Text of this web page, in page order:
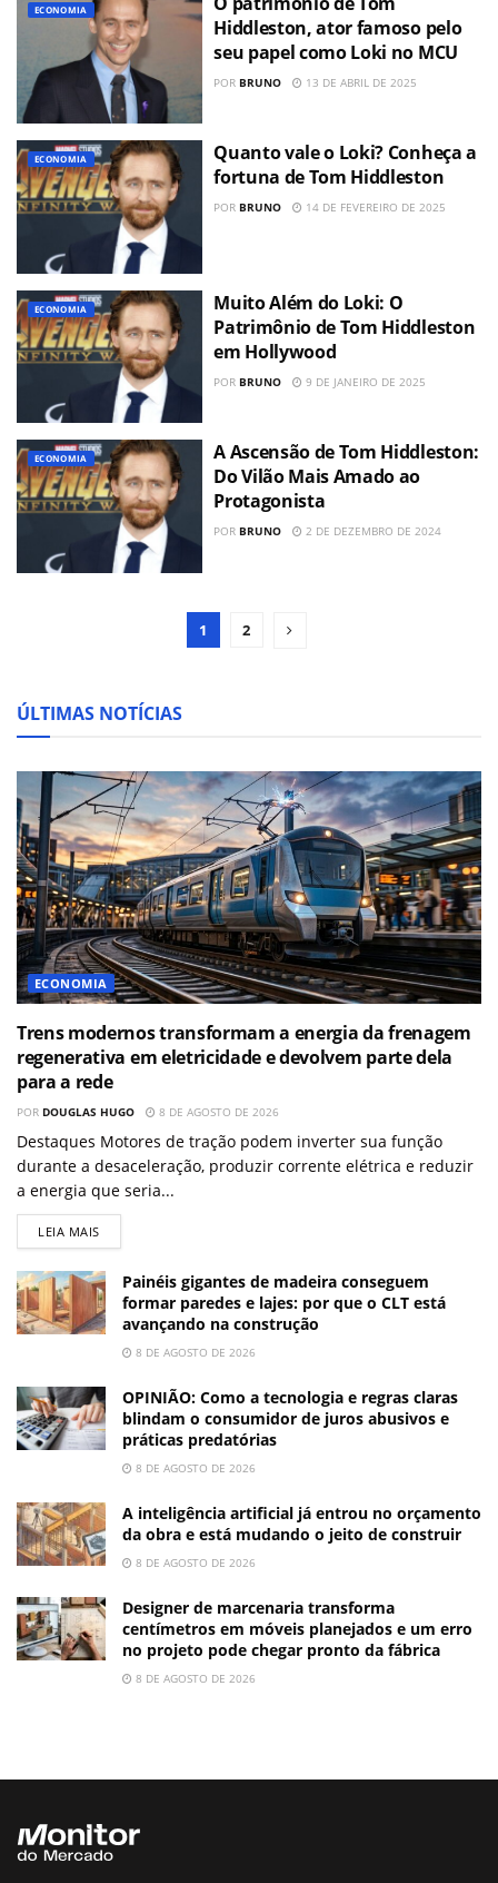
ECONOMIA
Hiddleston, ator famoso pelo
seu papel como Loki no MCU
POR BRUNO 13 DE ABRIL DE 2025
ECONOMIA
Quanto vale o Loki? Conheça a
fortuna de Tom Hiddleston
POR BRUNO 14 DE FEVEREIRO DE 2025
ECONOMIA
Muito Além do Loki: O
Patrimônio de Tom Hiddleston
em Hollywood
POR BRUNO 9 DE JANEIRO DE 2025
ECONOMIA
A Ascensão de Tom Hiddleston:
Do Vilão Mais Amado ao
Protagonista
POR BRUNO 2 DE DEZEMBRO DE 2024
1 2
ÚLTIMAS NOTÍCIAS
ECONOMIA
Trens modernos transformam a energia da frenagem
regenerativa em eletricidade e devolvem parte dela
para a rede
POR DOUGLAS HUGO 8 DE AGOSTO DE 2026
Destaques Motores de tração podem inverter sua função
durante a desaceleração, produzir corrente elétrica e reduzir
a energia que seria...
LEIA MAIS
Painéis gigantes de madeira conseguem
formar paredes e lajes: por que o CLT está
avançando na construção
8 DE AGOSTO DE 2026
OPINIÃO: Como a tecnologia e regras claras
blindam o consumidor de juros abusivos e
práticas predatórias
8 DE AGOSTO DE 2026
A inteligência artificial já entrou no orçamento
da obra e está mudando o jeito de construir
8 DE AGOSTO DE 2026
Designer de marcenaria transforma
centímetros em móveis planejados e um erro
no projeto pode chegar pronto da fábrica
8 DE AGOSTO DE 2026